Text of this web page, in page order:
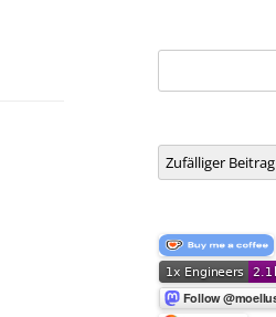
Zufälliger Beitrag